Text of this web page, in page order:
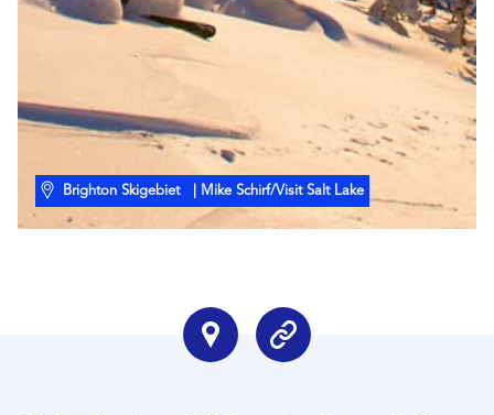
Brighton Skigebiet | Mike Schirf/Visit Salt Lake